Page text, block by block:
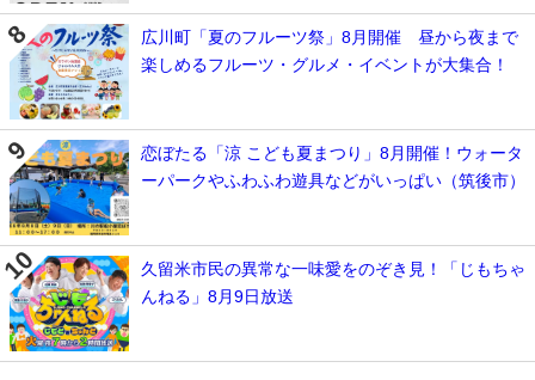
広川町「夏のフルーツ祭」8月開催 昼から夜まで
楽しめるフルーツ・グルメ・イベントが大集合！
恋ぼたる「涼 こども夏まつり」8月開催！ウォータ
ーパークやふわふわ遊具などがいっぱい（筑後市）
久留米市民の異常な一味愛をのぞき見！「じもちゃ
んねる」8月9日放送